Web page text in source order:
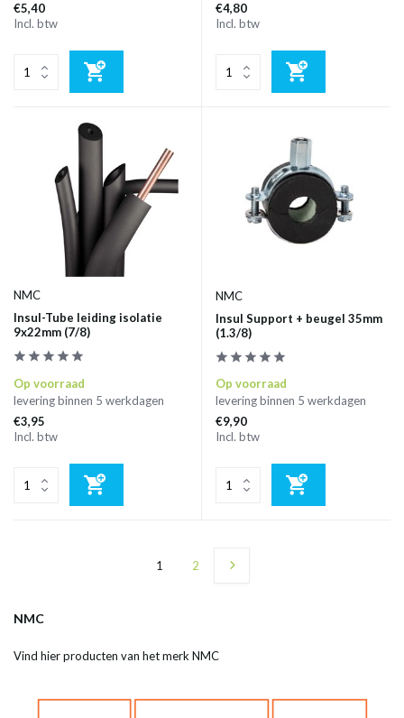
€5,40
Incl. btw
€4,80
Incl. btw
NMC
Insul-Tube leiding isolatie
9x22mm (7/8)
Op voorraad
levering binnen 5 werkdagen
€3,95
Incl. btw
NMC
Insul Support + beugel 35mm
(1.3/8)
Op voorraad
levering binnen 5 werkdagen
€9,90
Incl. btw
1 2
NMC
Vind hier producten van het merk NMC